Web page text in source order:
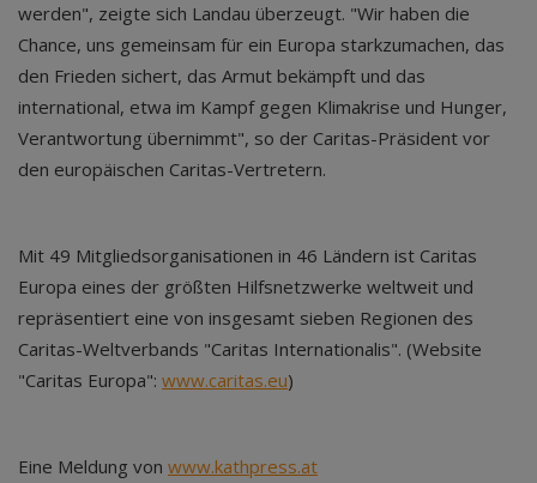
werden", zeigte sich Landau überzeugt. "Wir haben die
Chance, uns gemeinsam für ein Europa starkzumachen, das
den Frieden sichert, das Armut bekämpft und das
international, etwa im Kampf gegen Klimakrise und Hunger,
Verantwortung übernimmt", so der Caritas-Präsident vor
den europäischen Caritas-Vertretern.
Mit 49 Mitgliedsorganisationen in 46 Ländern ist Caritas
Europa eines der größten Hilfsnetzwerke weltweit und
repräsentiert eine von insgesamt sieben Regionen des
Caritas-Weltverbands "Caritas Internationalis". (Website
"Caritas Europa": www.caritas.eu)
Eine Meldung von www.kathpress.at